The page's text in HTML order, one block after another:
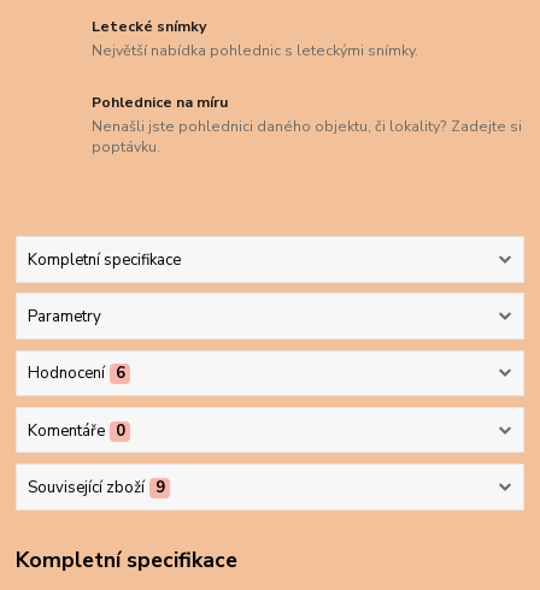
Letecké snímky
Největší nabídka pohlednic s leteckými snímky.
Pohlednice na míru
Nenašli jste pohlednici daného objektu, či lokality? Zadejte si
poptávku.
Kompletní specifikace
Parametry
Hodnocení 6
Komentáře 0
Související zboží 9
Kompletní specifikace